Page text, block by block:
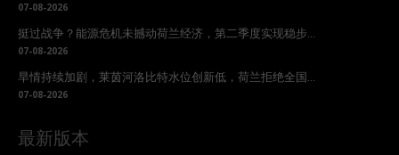
07-08-2026
挺过战争？能源危机未撼动荷兰经济，第二季度实现稳步...
07-08-2026
旱情持续加剧，莱茵河洛比特水位创新低，荷兰拒绝全国...
07-08-2026
最新版本